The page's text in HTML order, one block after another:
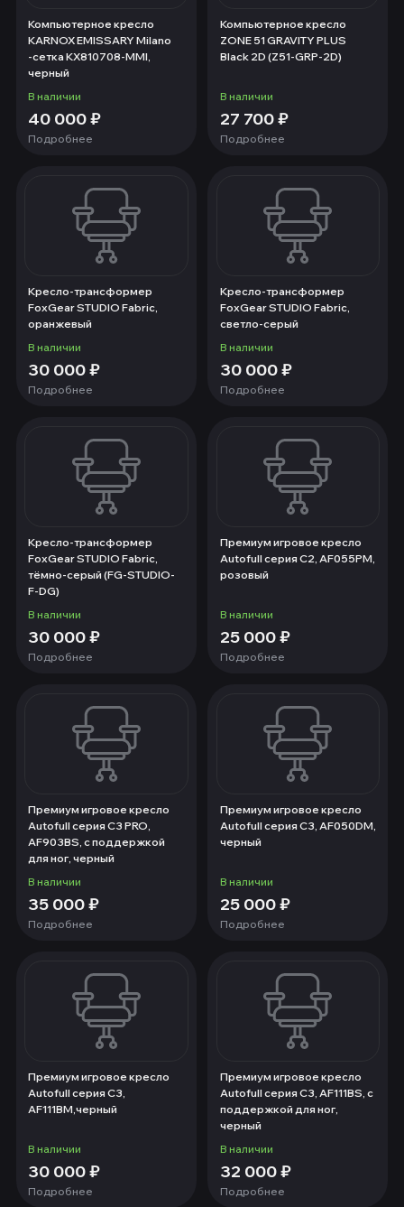
Компьютерное кресло
KARNOX EMISSARY Milano
-сетка KX810708-MMI,
черный
В наличии
40 000₽
Подробнее
Компьютерное кресло
ZONE 51 GRAVITY PLUS
Black 2D (Z51-GRP-2D)
В наличии
27 700₽
Подробнее
Кресло-трансформер
FoxGear STUDIO Fabric,
оранжевый
В наличии
30 000₽
Подробнее
Кресло-трансформер
FoxGear STUDIO Fabric,
светло-серый
В наличии
30 000₽
Подробнее
Кресло-трансформер
FoxGear STUDIO Fabric,
тёмно-серый (FG-STUDIO-
F-DG)
В наличии
30 000₽
Подробнее
Премиум игровое кресло
Autofull серия C2, AF055PM,
розовый
В наличии
25 000₽
Подробнее
Премиум игровое кресло
Autofull серия C3 PRO,
AF903BS, с поддержкой
для ног, черный
В наличии
35 000₽
Подробнее
Премиум игровое кресло
Autofull серия C3, AF050DM,
черный
В наличии
25 000₽
Подробнее
Премиум игровое кресло
Autofull серия C3,
AF111BM,черный
В наличии
30 000₽
Подробнее
Премиум игровое кресло
Autofull серия C3, AF111BS, с
поддержкой для ног,
черный
В наличии
32 000₽
Подробнее